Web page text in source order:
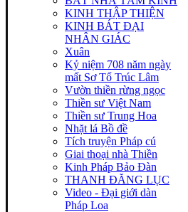
KINH THẬP THIỆN
KINH BÁT ĐẠI
NHÂN GIÁC
Xuân
Kỷ niệm 708 năm ngày
mất Sơ Tổ Trúc Lâm
Vườn thiền rừng ngọc
Thiền sư Việt Nam
Thiền sư Trung Hoa
Nhặt lá Bồ đề
Tích truyện Pháp cú
Giai thoại nhà Thiền
Kinh Pháp Bảo Đàn
THANH ĐĂNG LỤC
Video - Đại giới dàn
Pháp Loa